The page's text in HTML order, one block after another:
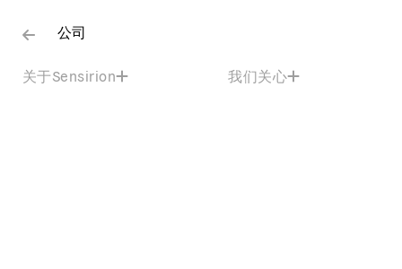
公司
关于Sensirion 我们关心